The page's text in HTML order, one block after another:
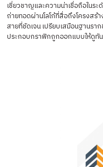
เชี่ยวชาญและความน่าเชื่อถือใน
ถ่ายทอดผ่านโลโก้ที่สื่อถึงโครงสร้
สายที่ชัดเจน เปรียบเสมือนฐานร
ประกอบกราฟิกถูกออกแบบให้ดูทั